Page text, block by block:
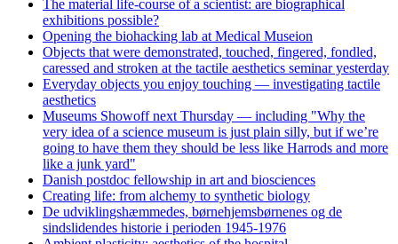
The material life-course of a scientist: are biographical
exhibitions possible?
Opening the biohacking lab at Medical Museion
Objects that were demonstrated, touched, fingered, fondled,
caressed and stroken at the tactile aesthetics seminar yesterday
Everyday objects you enjoy touching — investigating tactile
aesthetics
Museums Showoff next Thursday — including "Why the
very idea of a science museum is just plain silly, but if we’re
going to have them they should be less like Harrods and more
like a junk yard"
Danish postdoc fellowship in art and biosciences
Creating life: from alchemy to synthetic biology
De udviklingshæmmedes, børnehjemsbørnenes og de
sindslidendes historie i perioden 1945-1976